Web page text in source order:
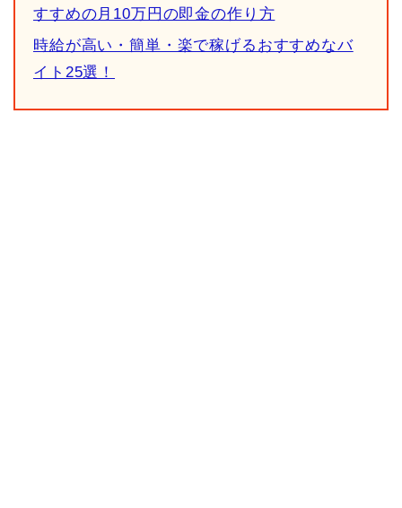
すすめの月10万円の即金の作り方
時給が高い・簡単・楽で稼げるおすすめなバ
イト25選！